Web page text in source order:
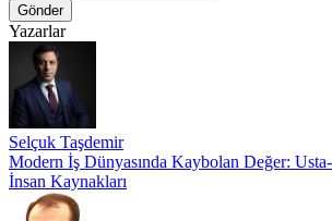
Gönder
Yazarlar
Selçuk Taşdemir
Modern İş Dünyasında Kaybolan Değer:
İnsan Kaynakları